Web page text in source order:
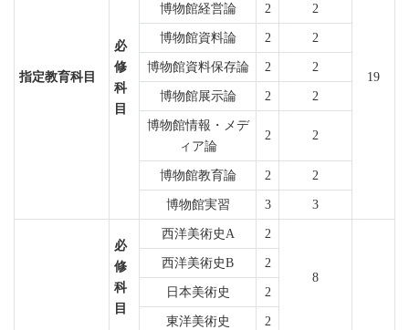
指定教育科目
必
修
科
目
19
博物館経営論
2
2
博物館資料論
2
2
博物館資料保存論
2
2
博物館展示論
2
2
博物館情報・メデ
ィア論
2 2
博物館教育論 2
2
博物館実習
3 3
必
修
科
目
西洋美術史A 2
8
西洋美術史B
2
日本美術史
2
東洋美術史
2